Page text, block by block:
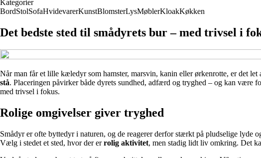
Kategorier
BordStolSofaHvidevarerKunstBlomsterLysMøblerKloakKøkken
Det bedste sted til smådyrets bur – med trivsel i
Når man får et lille kæledyr som hamster, marsvin, kanin eller ørkenrotte, er det
stå. Placeringen påvirker både dyrets sundhed, adfærd og tryghed – og kan være
med trivsel i fokus.
Rolige omgivelser giver tryghed
Smådyr er ofte byttedyr i naturen, og de reagerer derfor stærkt på pludselige lyde
Vælg i stedet et sted, hvor der errolig aktivitet, men stadig lidt liv omkring. Det